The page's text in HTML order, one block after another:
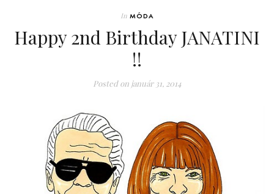
In MÓDA
Happy 2nd Birthday JANATINI
!!
Posted on január 31, 2014